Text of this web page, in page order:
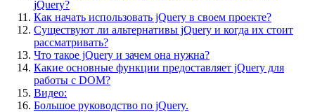
jQuery?
Как начать использовать jQuery в своем проекте?
Существуют ли альтернативы jQuery и когда их стоит
рассматривать?
Что такое jQuery и зачем она нужна?
Какие основные функции предоставляет jQuery для
работы с DOM?
Видео:
Большое руководство по jQuery.